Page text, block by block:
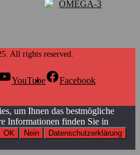
YouTube
Facebook
um Ihnen das bestmögliche
Informationen finden Sie in
OK Nein Datenschutzerklärung